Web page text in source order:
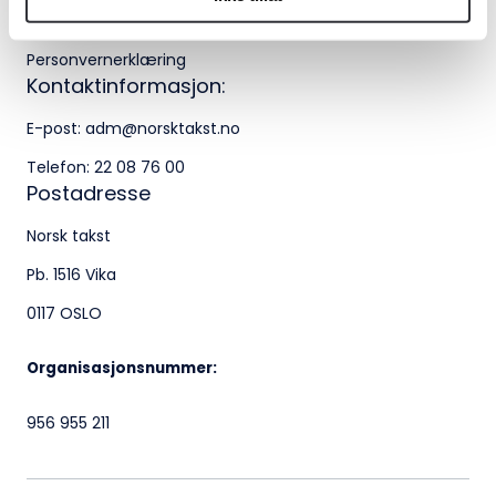
22 08 76 00
Besøksadresse:
Klingenberggt. 7A, 0161 Oslo
Postadresse:
956 955 211
Bli medlem i Norsk takst
Personvernerklæring
Kontaktinformasjon:
E-post: adm@norsktakst.no
Telefon: 22 08 76 00
Postadresse
Norsk takst
Pb. 1516 Vika
0117 OSLO
Organisasjonsnummer:
956 955 211